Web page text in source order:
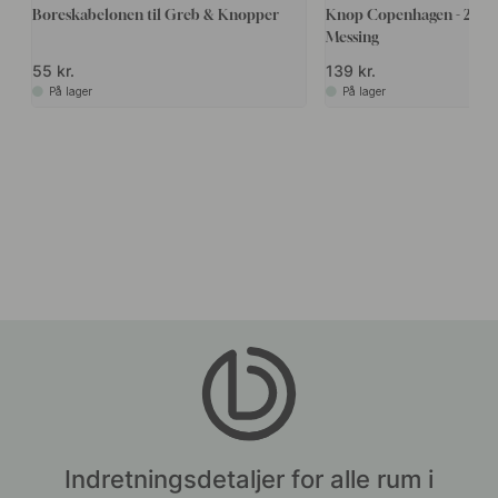
Boreskabelonen til Greb & Knopper
55 kr.
På lager
Knop Copenhagen -
Messing
139 kr.
På lager
Indretningsdetaljer for alle rum i